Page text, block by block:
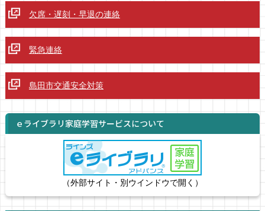
欠席・遅刻・早退の連絡
緊急連絡
島田市交通安全対策
ｅライブラリ家庭学習サービスについて
（外部サイト・別ウインドウで開く）